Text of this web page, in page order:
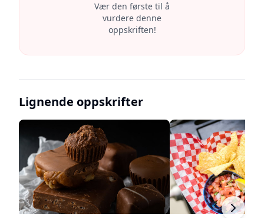
Vær den første til å
vurdere denne
oppskriften!
Lignende oppskrifter